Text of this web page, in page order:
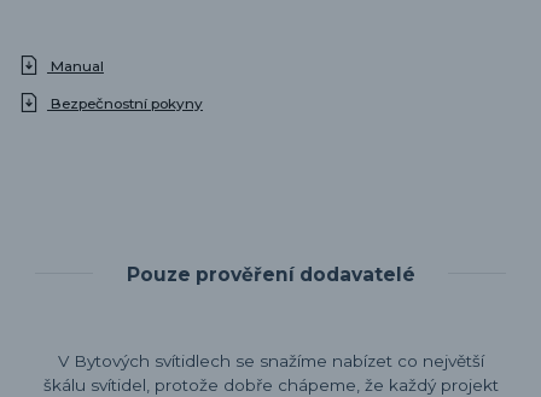
Manual
Bezpečnostní pokyny
Pouze prověření dodavatelé
V Bytových svítidlech se snažíme nabízet co největší
škálu svítidel, protože dobře chápeme, že každý projekt